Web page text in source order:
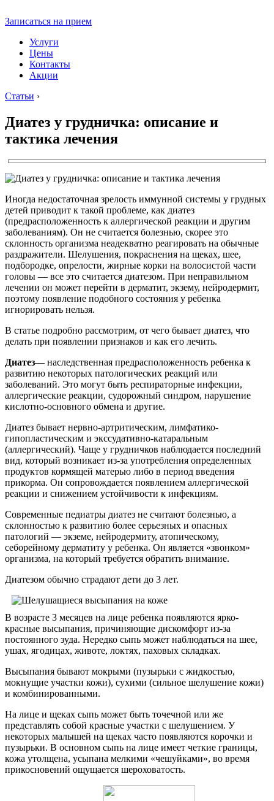
Записаться на прием
Услуги
Цены
Контакты
Акции
Статьи ›
Диатез у грудничка: описание и
тактика лечения
Иногда недостаточная зрелость иммунной системы у грудных
детей приводит к такой проблеме, как диатез
(предрасположенность к аллергической реакции и другим
заболеваниям). Он не считается болезнью, скорее это
склонность организма неадекватно реагировать на обычные
раздражители. Шелушения, покраснения на щеках, шее,
подбородке, опрелости, жирные корки на волосистой части
головы — все это считается диатезом. При неправильном
лечении он может перейти в дерматит, экзему, нейродермит,
поэтому появление подобного состояния у ребенка
игнорировать нельзя.
В статье подробно рассмотрим, от чего бывает диатез, что
делать при появлении признаков и как его лечить.
Диатез— наследственная предрасположенность ребенка к
развитию некоторых патологических реакций или
заболеваний. Это могут быть респираторные инфекции,
аллергические реакции, судорожный синдром, нарушение
кислотно-основного обмена и другие.
Диатез бывает нервно-артритическим, лимфатико-
гипопластическим и экссудативно-катаральным
(аллергический). Чаще у грудничков наблюдается последний
вид, который возникает из-за употребления определенных
продуктов кормящей матерью либо в период введения
прикорма. Он сопровождается появлением аллергической
реакции и снижением устойчивости к инфекциям.
Современные педиатры диатез не считают болезнью, а
склонностью к развитию более серьезных и опасных
патологий — экземе, нейродермиту, атопическому,
себорейному дерматиту у ребенка. Он является «звонком»
организма, на который требуется обратить внимание.
Диатезом обычно страдают дети до 3 лет.
В возрасте 3 месяцев на лице ребенка появляются ярко-
красные высыпания, причиняющие дискомфорт из-за
постоянного зуда. Нередко сыпь может наблюдаться на шее,
ушах, ягодицах, животе, локтях, паховых складках.
Высыпания бывают мокрыми (пузырьки с жидкостью,
мокнущие участки кожи), сухими (сильное шелушение кожи)
и комбинированными.
На лице и щеках сыпь может быть точечной или же
представлять собой красные участки с шелушением. У
некоторых малышей на щеках часто появляются корочки и
пузырьки. В основном сыпь на лице имеет четкие границы,
кожа утолщена, усыпана мелкими «чешуйками», во время
прикосновений ощущается шероховатость.